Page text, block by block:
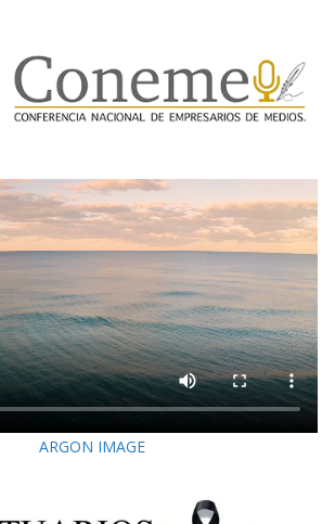
ARGON IMAGE